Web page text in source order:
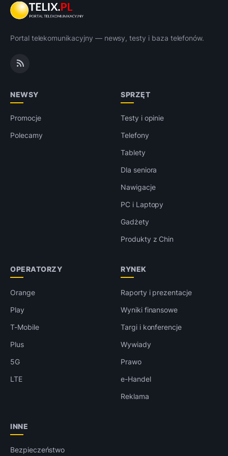
Portal telekomunikacyjny — newsy, testy i baza telefonów.
NEWSY
Promocje
Polecamy
SPRZĘT
Testy i opinie
Telefony
Tablety
Dla seniora
Nawigacje
PC i Laptopy
Gadżety
Produkty z Chin
OPERATORZY
Orange
Play
T-Mobile
Plus
5G
LTE
RYNEK
Raporty i prezentacje
Wyniki finansowe
Targi i konferencje
Wywiady
Prawo
e-Handel
Reklama
INNE
Bezpieczeństwo